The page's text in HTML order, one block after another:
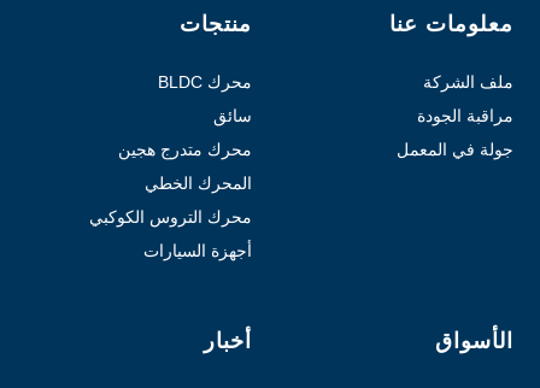
معلومات عنا
ملف الشركة
مراقبة الجودة
جولة في المعمل
منتجات
محرك BLDC
سائق
محرك متدرج هجين
المحرك الخطي
محرك التروس الكوكبي
أجهزة السيارات
الأسواق أخبار